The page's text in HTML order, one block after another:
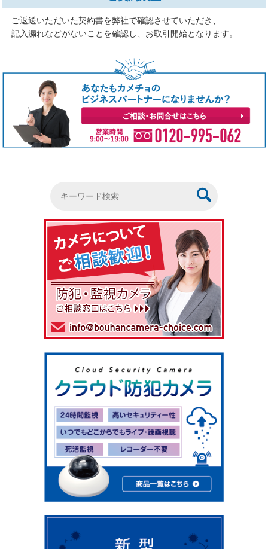
ご返送いただいた契約書を弊社で確認させていただき、
記入漏れなどがないことを確認し、お取引開始となります。